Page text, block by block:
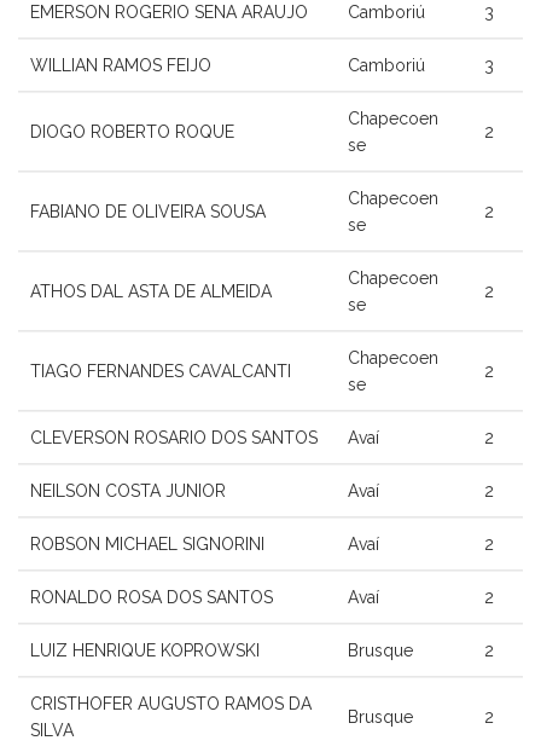
EMERSON ROGERIO SENA ARAUJO Camboriú 3
WILLIAN RAMOS FEIJO Camboriú 3
DIOGO ROBERTO ROQUE
Chapecoen
se
2
FABIANO DE OLIVEIRA SOUSA
Chapecoen
se
2
ATHOS DAL ASTA DE ALMEIDA
Chapecoen
se
2
TIAGO FERNANDES CAVALCANTI
Chapecoen
se
2
CLEVERSON ROSARIO DOS SANTOS Avaí 2
NEILSON COSTA JUNIOR Avaí 2
ROBSON MICHAEL SIGNORINI Avaí 2
RONALDO ROSA DOS SANTOS Avaí 2
LUIZ HENRIQUE KOPROWSKI Brusque 2
CRISTHOFER AUGUSTO RAMOS DA
SILVA
Brusque 2